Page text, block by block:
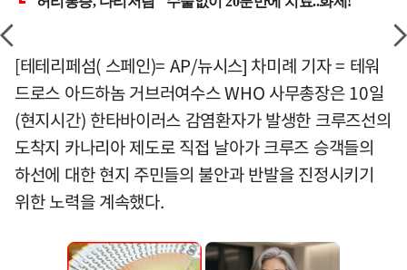
[테테리페섬( 스페인)= AP/뉴시스] 차미례 기자 = 테워
드로스 아드하놈 거브러여수스 WHO 사무총장은 10일
(현지시간) 한타바이러스 감염환자가 발생한 크루즈선의
도착지 카나리아 제도로 직접 날아가 크루즈 승객들의
하선에 대한 현지 주민들의 불안과 반발을 진정시키기
위한 노력을 계속했다.